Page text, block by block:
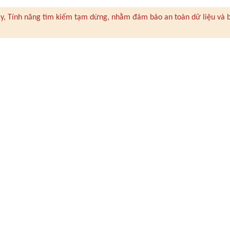
Tính năng tìm kiếm tạm dừng, nhằm đảm bảo an toàn dữ liệu và